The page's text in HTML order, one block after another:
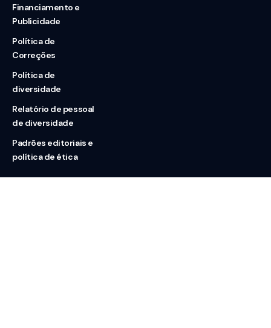
Financiamento e
Publicidade
Política de
Correções
Política de
diversidade
Relatório de pessoal
de diversidade
Padrões editoriais e
política de ética